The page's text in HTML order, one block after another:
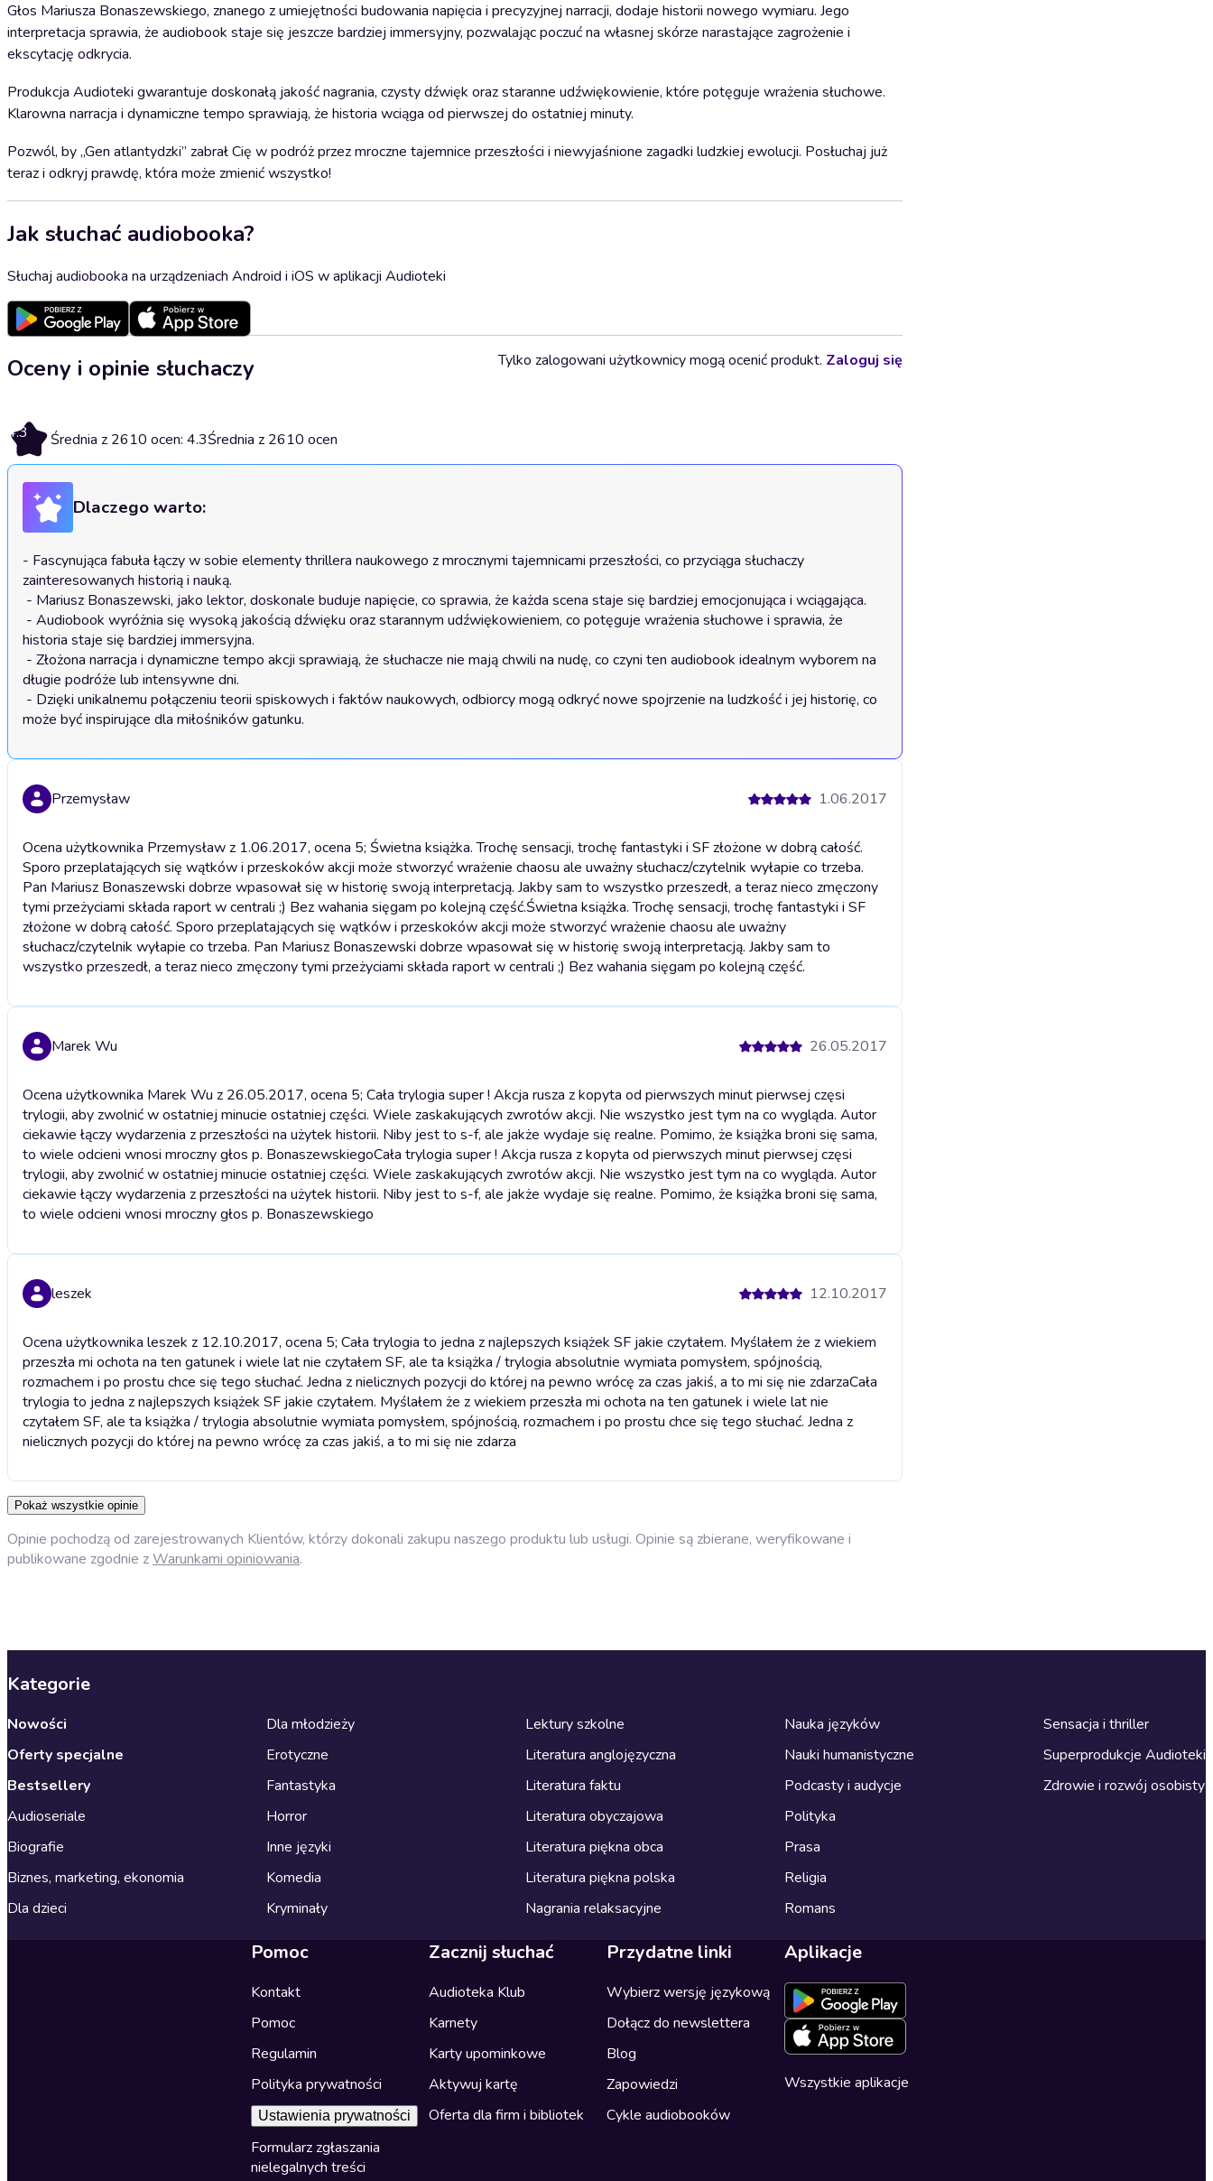
Głos Mariusza Bonaszewskiego, znanego z umiejętności budowania napięcia i precyzyjnej narracji, dodaje historii nowego wymiaru. Jego
interpretacja sprawia, że audiobook staje się jeszcze bardziej immersyjny, pozwalając poczuć na własnej skórze narastające zagrożenie i
ekscytację odkrycia.
Produkcja Audioteki gwarantuje doskonałą jakość nagrania, czysty dźwięk oraz staranne udźwiękowienie, które potęguje wrażenia słuchowe.
Klarowna narracja i dynamiczne tempo sprawiają, że historia wciąga od pierwszej do ostatniej minuty.
Pozwól, by „Gen atlantydzki” zabrał Cię w podróż przez mroczne tajemnice przeszłości i niewyjaśnione zagadki ludzkiej ewolucji. Posłuchaj już
teraz i odkryj prawdę, która może zmienić wszystko!
Jak słuchać audiobooka?
Słuchaj audiobooka na urządzeniach Android i iOS w aplikacji Audioteki
Oceny i opinie słuchaczy
4.3 Średnia z 2610 ocen: 4.3Średnia z 2610 ocen
Tylko zalogowani użytkownicy mogą ocenić produkt. Zaloguj się
Dlaczego warto:
- Fascynująca fabuła łączy w sobie elementy thrillera naukowego z mrocznymi tajemnicami przeszłości, co przyciąga słuchaczy
zainteresowanych historią i nauką.
historia staje się bardziej immersyjna.
długie podróże lub intensywne dni.
może być inspirujące dla miłośników gatunku.
Przemysław 1.06.2017
Ocena użytkownika Przemysław z 1.06.2017, ocena 5; Świetna książka. Trochę sensacji, trochę fantastyki i SF złożone w dobrą całość.
Sporo przeplatających się wątków i przeskoków akcji może stworzyć wrażenie chaosu ale uważny słuchacz/czytelnik wyłapie co trzeba.
Pan Mariusz Bonaszewski dobrze wpasował się w historię swoją interpretacją. Jakby sam to wszystko przeszedł, a teraz nieco zmęczony
tymi przeżyciami składa raport w centrali ;) Bez wahania sięgam po kolejną część.Świetna książka. Trochę sensacji, trochę fantastyki i SF
złożone w dobrą całość. Sporo przeplatających się wątków i przeskoków akcji może stworzyć wrażenie chaosu ale uważny
słuchacz/czytelnik wyłapie co trzeba. Pan Mariusz Bonaszewski dobrze wpasował się w historię swoją interpretacją. Jakby sam to
wszystko przeszedł, a teraz nieco zmęczony tymi przeżyciami składa raport w centrali ;) Bez wahania sięgam po kolejną część.
Marek Wu 26.05.2017
Ocena użytkownika Marek Wu z 26.05.2017, ocena 5; Cała trylogia super ! Akcja rusza z kopyta od pierwszych minut pierwsej częsi
trylogii, aby zwolnić w ostatniej minucie ostatniej części. Wiele zaskakujących zwrotów akcji. Nie wszystko jest tym na co wygląda. Autor
ciekawie łączy wydarzenia z przeszłości na użytek historii. Niby jest to s-f, ale jakże wydaje się realne. Pomimo, że książka broni się sama,
to wiele odcieni wnosi mroczny głos p. BonaszewskiegoCała trylogia super ! Akcja rusza z kopyta od pierwszych minut pierwsej częsi
trylogii, aby zwolnić w ostatniej minucie ostatniej części. Wiele zaskakujących zwrotów akcji. Nie wszystko jest tym na co wygląda. Autor
ciekawie łączy wydarzenia z przeszłości na użytek historii. Niby jest to s-f, ale jakże wydaje się realne. Pomimo, że książka broni się sama,
to wiele odcieni wnosi mroczny głos p. Bonaszewskiego
leszek 12.10.2017
Ocena użytkownika leszek z 12.10.2017, ocena 5; Cała trylogia to jedna z najlepszych książek SF jakie czytałem. Myślałem że z wiekiem
przeszła mi ochota na ten gatunek i wiele lat nie czytałem SF, ale ta książka / trylogia absolutnie wymiata pomysłem, spójnością,
rozmachem i po prostu chce się tego słuchać. Jedna z nielicznych pozycji do której na pewno wrócę za czas jakiś, a to mi się nie zdarzaCała
trylogia to jedna z najlepszych książek SF jakie czytałem. Myślałem że z wiekiem przeszła mi ochota na ten gatunek i wiele lat nie
czytałem SF, ale ta książka / trylogia absolutnie wymiata pomysłem, spójnością, rozmachem i po prostu chce się tego słuchać. Jedna z
nielicznych pozycji do której na pewno wrócę za czas jakiś, a to mi się nie zdarza
Pokaż wszystkie opinie
Opinie pochodzą od zarejestrowanych Klientów, którzy dokonali zakupu naszego produktu lub usługi. Opinie są zbierane, weryfikowane i
publikowane zgodnie zWarunkami opiniowania.
Kategorie
Nowości
Oferty specjalne
Bestsellery
Audioseriale
Biografie
Biznes, marketing, ekonomia
Dla dzieci
Dla młodzieży
Erotyczne
Fantastyka
Horror
Inne języki
Komedia
Kryminały
Lektury szkolne
Literatura anglojęzyczna
Literatura faktu
Literatura obyczajowa
Literatura piękna obca
Literatura piękna polska
Nagrania relaksacyjne
Nauka języków
Nauki humanistyczne
Podcasty i audycje
Polityka
Prasa
Religia
Romans
Sensacja i thriller
Superprodukcje Audioteki
Zdrowie i rozwój osobisty
Pomoc
Kontakt
Pomoc
Regulamin
Polityka prywatności
Ustawienia prywatności
Formularz zgłaszania
nielegalnych treści
Zacznij słuchać
Audioteka Klub
Karnety
Karty upominkowe
Aktywuj kartę
Oferta dla firm i bibliotek
Przydatne linki
Wybierz wersję językową
Dołącz do newslettera
Blog
Zapowiedzi
Cykle audiobooków
Aplikacje
Wszystkie aplikacje